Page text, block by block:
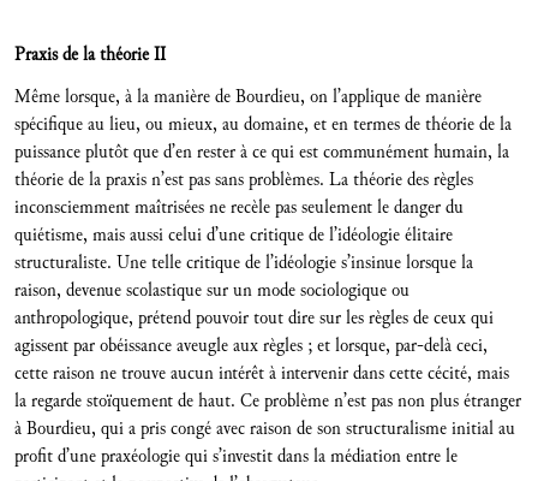
Praxis de la théorie II
Même lorsque, à la manière de Bourdieu, on l’applique de manière
spécifique au lieu, ou mieux, au domaine, et en termes de théorie de la
puissance plutôt que d’en rester à ce qui est communément humain, la
théorie de la praxis n’est pas sans problèmes. La théorie des règles
inconsciemment maîtrisées ne recèle pas seulement le danger du
quiétisme, mais aussi celui d’une critique de l’idéologie élitaire
structuraliste. Une telle critique de l’idéologie s’insinue lorsque la
raison, devenue scolastique sur un mode sociologique ou
anthropologique, prétend pouvoir tout dire sur les règles de ceux qui
agissent par obéissance aveugle aux règles ; et lorsque, par-delà ceci,
cette raison ne trouve aucun intérêt à intervenir dans cette cécité, mais
la regarde stoïquement de haut. Ce problème n’est pas non plus étranger
à Bourdieu, qui a pris congé avec raison de son structuralisme initial au
profit d’une praxéologie qui s’investit dans la médiation entre le